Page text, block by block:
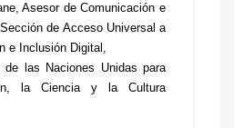
del
folklórico
Remedios Melero,
España
por confirmar
Asesor de Comunicación e
de Acceso Universal a
e Inclusión Digital,
de las Naciones Unidas para
la Ciencia y la Cultura